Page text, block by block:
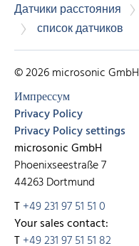
Датчики расстояния
список датчиков
© 2026 microsonic GmbH
Импрессум
Privacy Policy
Privacy Policy settings
microsonic GmbH
Phoenixseestraße 7
44263 Dortmund
T+49 231 97 51 51 0
Your sales contact:
T+49 231 97 51 51 82